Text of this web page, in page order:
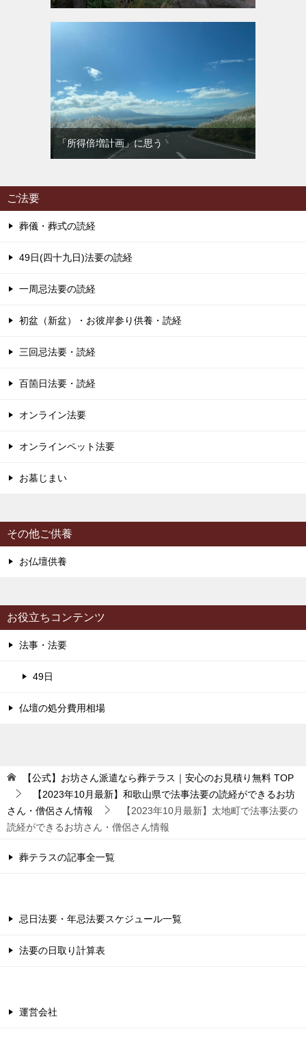
「所得倍増計画」に思う
ご法要
葬儀・葬式の読経
49日(四十九日)法要の読経
一周忌法要の読経
初盆（新盆）・お彼岸参り供養・読経
三回忌法要・読経
百箇日法要・読経
オンライン法要
オンラインペット法要
お墓じまい
その他ご供養
お仏壇供養
お役立ちコンテンツ
法事・法要
49日
仏壇の処分費用相場
【公式】お坊さん派遣なら葬テラス｜安心のお見積り無料 TOP
【2023年10月最新】和歌山県で法事法要の読経ができるお坊
さん・僧侶さん情報
【2023年10月最新】太地町で法事法要の
読経ができるお坊さん・僧侶さん情報
葬テラスの記事全一覧
忌日法要・年忌法要スケジュール一覧
法要の日取り計算表
運営会社